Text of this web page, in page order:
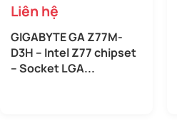
Liên hệ
GIGABYTE GA Z77M-
D3H – Intel Z77 chipset
– Socket LGA...